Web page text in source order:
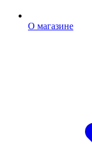
О магазине